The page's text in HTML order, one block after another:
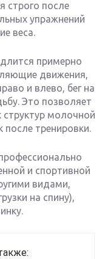
строго после
упражнений
веса.
примерно
движения,
и влево, бег на
Это позволяет
молочной
после тренировки.
и спортивной
видами,
на спину),